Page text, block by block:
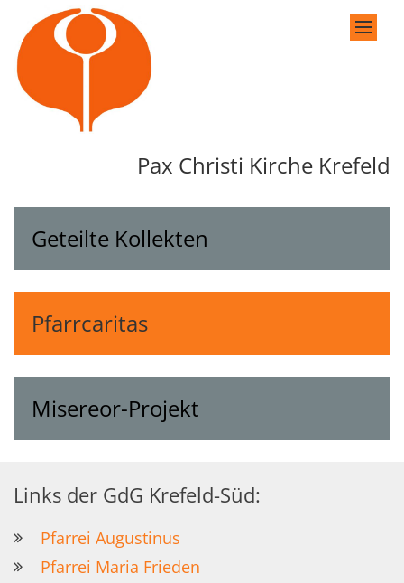
Zum Inhalt springen
Pax Christi Kirche Krefeld
Geteilte Kollekten
Pfarrcaritas
Misereor-Projekt
Links der GdG Krefeld-Süd:
Pfarrei Augustinus
Pfarrei Maria Frieden